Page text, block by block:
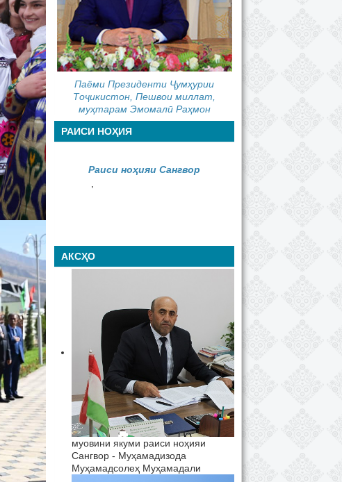
Паёми Президенти Ҷумҳурии
Тоҷикистон, Пешвои миллат,
муҳтарам Эмомалӣ Раҳмон
РАИСИ НОҲИЯ
Раиси ноҳияи Сангвор
,
АКСҲО
муовини якуми раиси ноҳияи
Сангвор - Муҳамадизода
Муҳамадсолеҳ Муҳамадали